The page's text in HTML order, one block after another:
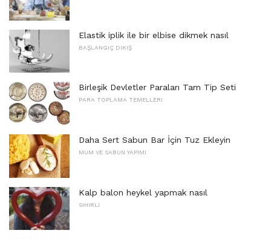
Elastik iplik ile bir elbise dikmek nasıl
BAŞLANGIÇ ​​DIKIŞ
Birleşik Devletler Paraları Tam Tip Seti
PARA TOPLAMA TEMELLERI
Daha Sert Sabun Bar İçin Tuz Ekleyin
MUM VE SABUN YAPIMI
Kalp balon heykel yapmak nasıl
SIHIRLI